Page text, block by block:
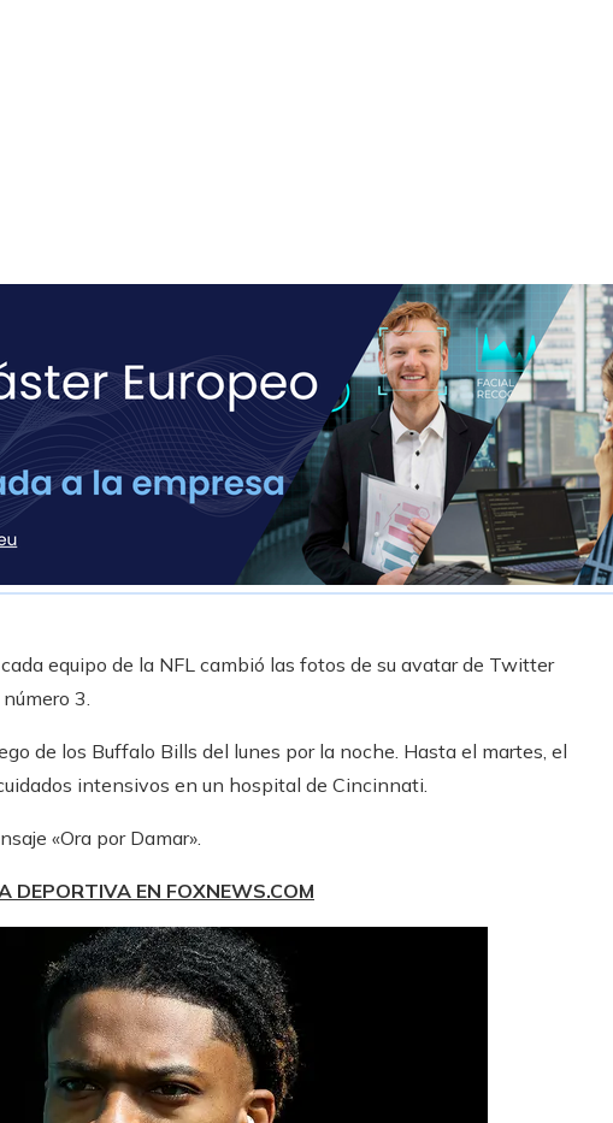
equipo de la NFL cambió las fotos de su avatar de Twitter
3.
de los Buffalo Bills del lunes por la noche. Hasta el martes, el
intensivos en un hospital de Cincinnati.
«Ora por Damar».
DEPORTIVA EN FOXNEWS.COM